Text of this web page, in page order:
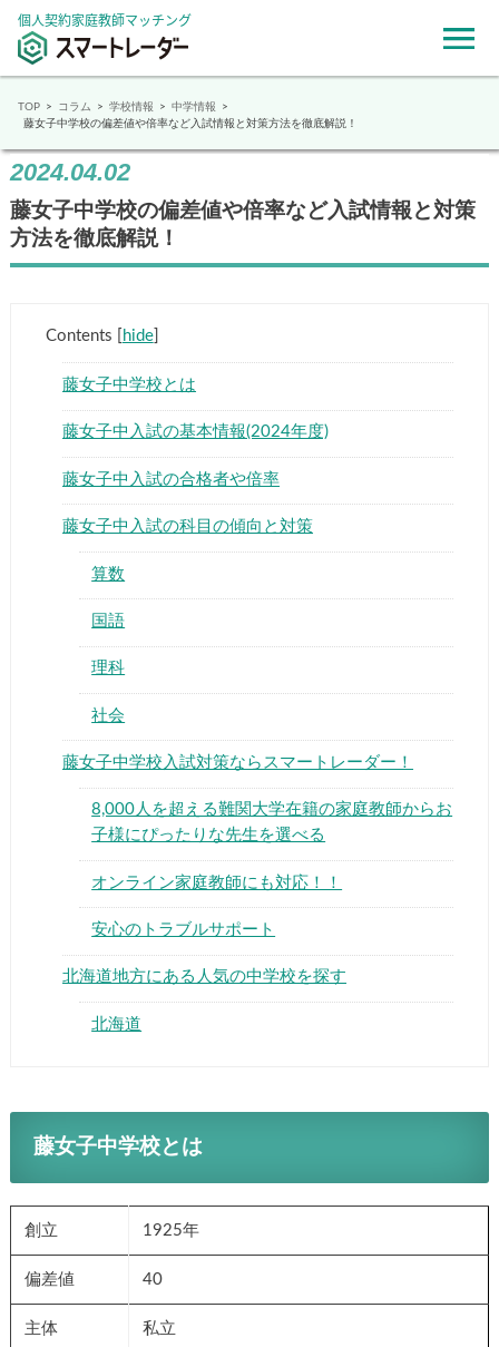
個人契約家庭教師マッチング
▶
TOP コラム 学校情報
中学情報
藤女子中学校の偏差値や倍率など入試情報と対策方法を徹底解説！
2024.04.02
藤女子中学校の偏差値や倍率など入試情報と対策
方法を徹底解説！
Contents hide]
藤女子中学校とは
藤女子中入試の基本情報(2024年度)
藤女子中入試の合格者や倍率
藤女子中入試の科目の傾向と対策
算数
国語
理科
社会
藤女子中学校入試対策ならスマートレーダー！
8,000人を超える難関大学在籍の家庭教師からお
子様にぴったりな先生を選べる
オンライン家庭教師にも対応！！
安心のトラブルサポート
北海道地方にある人気の中学校を探す
北海道
藤女子中学校とは
創立 1925年
偏差値 40
主体 私立